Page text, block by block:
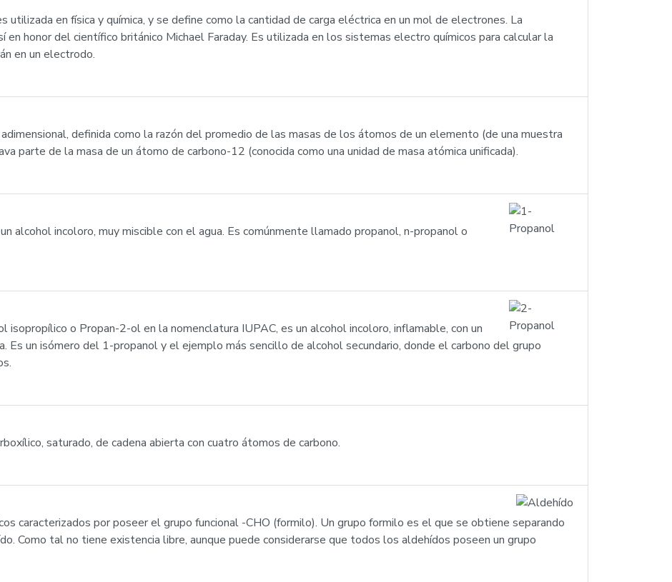
utilizada en física y química, y se define como la cantidad de carga eléctrica en un mol de electrones. La
en honor del científico británico Michael Faraday. Es utilizada en los sistemas electro químicos para calcular la
en un electrodo.
definida como la razón del promedio de las masas de los átomos de un elemento (de una muestra
parte de la masa de un átomo de carbono-12 (conocida como una unidad de masa atómica unificada).
alcohol incoloro, muy miscible con el agua. Es comúnmente llamado propanol, n-propanol o
o Propan-2-ol en la nomenclatura IUPAC, es un alcohol incoloro, inflamable, con un
Es un isómero del 1-propanol y el ejemplo más sencillo de alcohol secundario, donde el carbono del grupo
saturado, de cadena abierta con cuatro átomos de carbono.
caracterizados por poseer el grupo funcional -CHO (formilo). Un grupo formilo es el que se obtiene separando
Como tal no tiene existencia libre, aunque puede considerarse que todos los aldehídos poseen un grupo